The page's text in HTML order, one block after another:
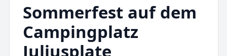
Sommerfest auf dem
Campingplatz
Juliusplate